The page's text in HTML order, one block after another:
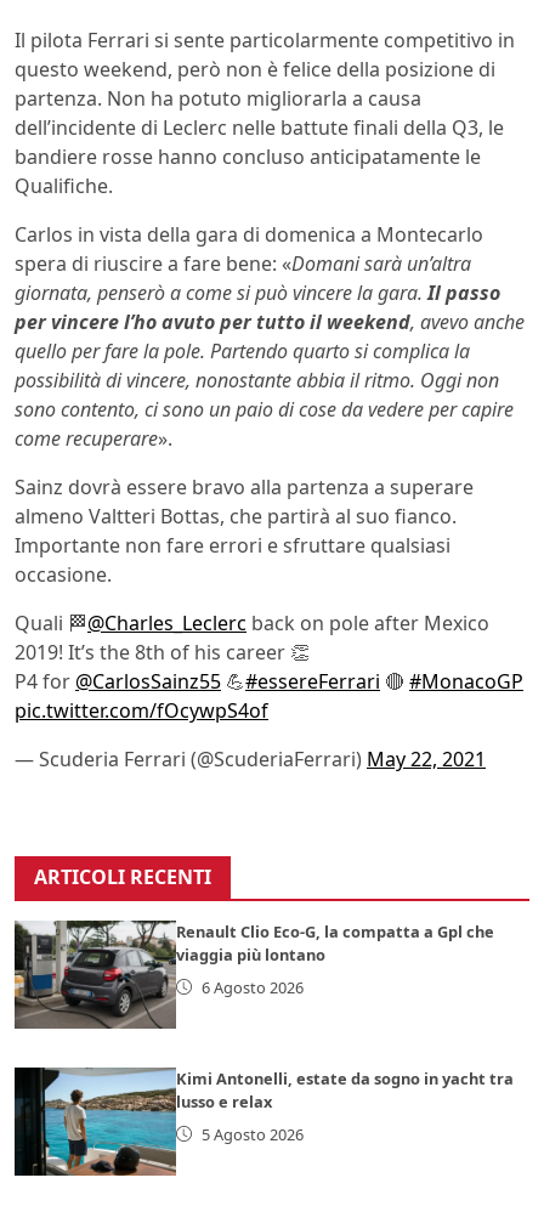
Il pilota Ferrari si sente particolarmente competitivo in
questo weekend, però non è felice della posizione di
partenza. Non ha potuto migliorarla a causa
dell’incidente di Leclerc nelle battute finali della Q3, le
bandiere rosse hanno concluso anticipatamente le
Qualifiche.
Carlos in vista della gara di domenica a Montecarlo
spera di riuscire a fare bene: «Domani sarà un’altra
giornata, penserò a come si puòvincere la gara.Il passo
per vincere l’ho avuto per tutto il weekend, avevo anche
quello per fare la pole. Partendo quarto si complica la
possibilità di vincere, nonostante abbia il ritmo. Oggi non
sono contento, ci sono un paio di cose da vedere per capire
come recuperare».
Sainz dovrà essere bravo alla partenza a superare
almeno Valtteri Bottas, che partirà al suo fianco.
Importante non fare errori e sfruttare qualsiasi
occasione.
Quali 🏁@Charles_Leclerc back on pole after Mexico
2019! It’s the 8th of his career 👏
P4 for @CarlosSainz55 💪#essereFerrari 🔴 #MonacoGP
pic.twitter.com/fOcywpS4of
— Scuderia Ferrari (@ScuderiaFerrari) May 22, 2021
ARTICOLI RECENTI
Renault Clio Eco-G, la compatta a Gpl che
viaggia più lontano
6 Agosto 2026
Kimi Antonelli, estate da sogno in yacht tra
lusso e relax
5 Agosto 2026